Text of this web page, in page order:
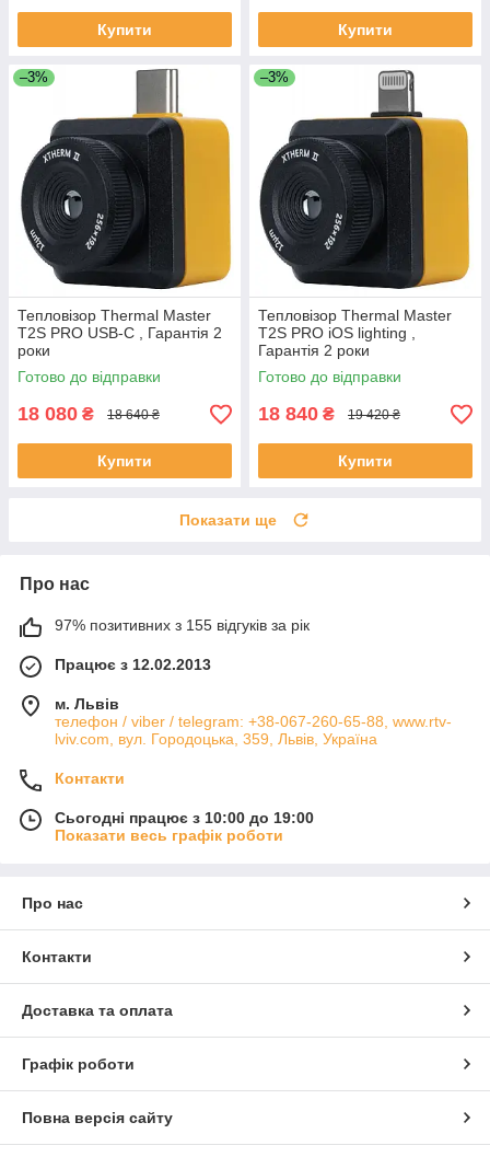
Купити Купити
–3%
Тепловізор Thermal Master
T2S PRO USB-C , Гарантія 2
роки
Готово до відправки
18 080 ₴ 18 640 ₴
Купити
–3%
Тепловізор Thermal Master
T2S PRO iOS lighting ,
Гарантія 2 роки
Готово до відправки
18 840 ₴ 19 420 ₴
Купити
Показати ще
Про нас
97% позитивних з 155 відгуків за рік
Працює з 12.02.2013
м. Львів
телефон / viber / telegram: +38-067-260-65-88, www.rtv-
lviv.com, вул. Городоцька, 359, Львів, Україна
Контакти
Сьогодні працює з 10:00 до 19:00
Показати весь графік роботи
Про нас
Контакти
Доставка та оплата
Графік роботи
Повна версія сайту